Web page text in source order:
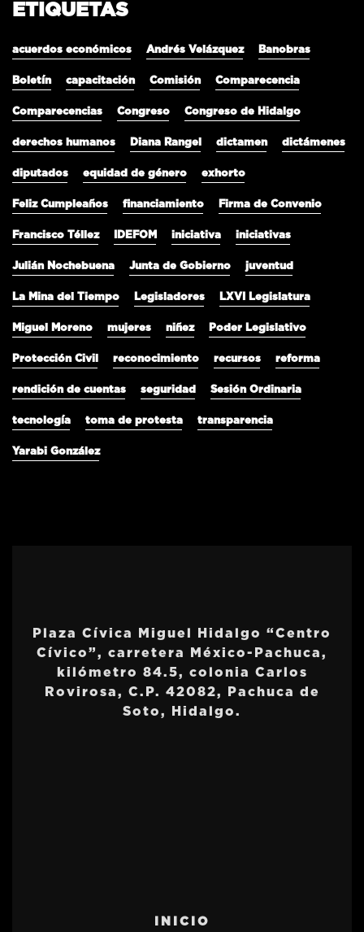
ETIQUETAS
acuerdos económicos Andrés Velázquez Banobras
Boletín capacitación Comisión Comparecencia
Comparecencias Congreso Congreso de Hidalgo
derechos humanos Diana Rangel dictamen dictámenes
diputados equidad de género exhorto
Feliz Cumpleaños financiamiento Firma de Convenio
Francisco Téllez IDEFOM iniciativa iniciativas
Julián Nochebuena Junta de Gobierno juventud
La Mina del Tiempo Legisladores LXVI Legislatura
Miguel Moreno mujeres niñez Poder Legislativo
Protección Civil reconocimiento recursos reforma
rendición de cuentas seguridad Sesión Ordinaria
tecnología toma de protesta transparencia
Yarabi González
Plaza Cívica Miguel Hidalgo “Centro
Cívico”, carretera México-Pachuca,
kilómetro 84.5, colonia Carlos
Rovirosa, C.P. 42082, Pachuca de
Soto, Hidalgo.
INICIO